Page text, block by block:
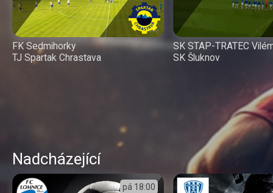
FK Sedmihorky
TJ Spartak Chrastava
SK STAP-TRATEC
SK Šluknov
Nadcházející
pá 18:00